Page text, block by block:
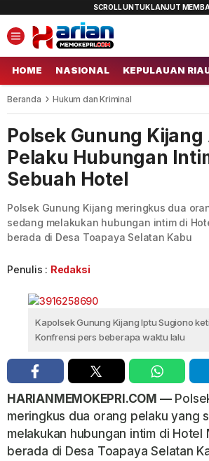
HOME NASIONAL KEPULAUAN
Beranda Hukum dan Kriminal
Polsek Gunung
Pelaku Hubungan
Sebuah Hotel
Polsek Gunung Kijang meringkus dua
sedang melakukan hubungan intim di
berada di Desa Toapaya Selatan Kabu
Penulis : Redaksi
Kapolsek Gunung Kijang Iptu Sugiono
Konfrensi pers beberapa waktu lalu
HARIANMEMOKEPRI.COM —
meringkus dua orang pelaku yang
melakukan hubungan intim di Hotel
berada di Desa Toapaya Selatan